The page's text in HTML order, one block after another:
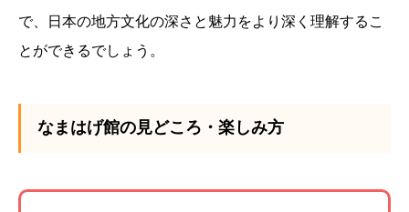
で、日本の地方文化の深さと魅力をより深く理解するこ
とができるでしょう。
なまはげ館の見どころ・楽しみ方